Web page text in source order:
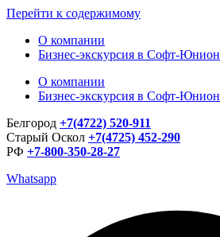
Перейти к содержимому
О компании
Бизнес-экскурсия в Софт-Юнион
О компании
Бизнес-экскурсия в Софт-Юнион
Белгород +7(4722) 520-911
Старый Оскол +7(4725) 452-290
РФ +7-800-350-28-27
Whatsapp